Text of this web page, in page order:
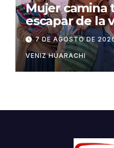
Mujer camina
escapar de la
Potosí
7 DE AGOSTO DE
VENIZ HUARACHI